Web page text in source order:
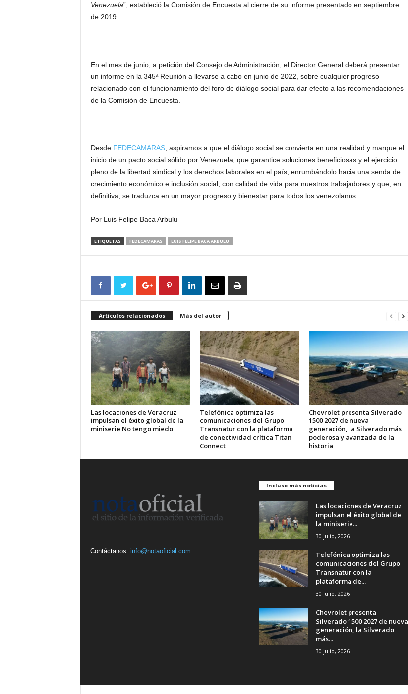
Venezuela”, estableció la Comisión de Encuesta al cierre de su Informe presentado en septiembre
de 2019.
En el mes de junio, a petición del Consejo de Administración, el Director General deberá presentar
un informe en la 345ª Reunión a llevarse a cabo en junio de 2022, sobre cualquier progreso
relacionado con el funcionamiento del foro de diálogo social para dar efecto a las recomendaciones
de la Comisión de Encuesta.
Desde FEDECAMARAS, aspiramos a que el diálogo social se convierta en una realidad y marque el
inicio de un pacto social sólido por Venezuela, que garantice soluciones beneficiosas y el ejercicio
pleno de la libertad sindical y los derechos laborales en el país, enrumbándolo hacia una senda de
crecimiento económico e inclusión social, con calidad de vida para nuestros trabajadores y que, en
definitiva, se traduzca en un mayor progreso y bienestar para todos los venezolanos.
Por Luis Felipe Baca Arbulu
ETIQUETAS FEDECAMARAS LUIS FELIPE BACA ARBULU
Artículos relacionados Más del autor
Las locaciones de Veracruz
impulsan el éxito global de la
miniserie No tengo miedo
Telefónica optimiza las
comunicaciones del Grupo
Transnatur con la plataforma
de conectividad crítica Titan
Connect
Chevrolet presenta Silverado
1500 2027 de nueva
generación, la Silverado más
poderosa y avanzada de la
historia
Contáctanos: info@notaoficial.com
Incluso más noticias
Las locaciones de Veracruz
impulsan el éxito global de
la miniserie...
30 julio, 2026
Telefónica optimiza las
comunicaciones del Grupo
Transnatur con la
plataforma de...
30 julio, 2026
Chevrolet presenta
Silverado 1500 2027 de nueva
generación, la Silverado
más...
30 julio, 2026